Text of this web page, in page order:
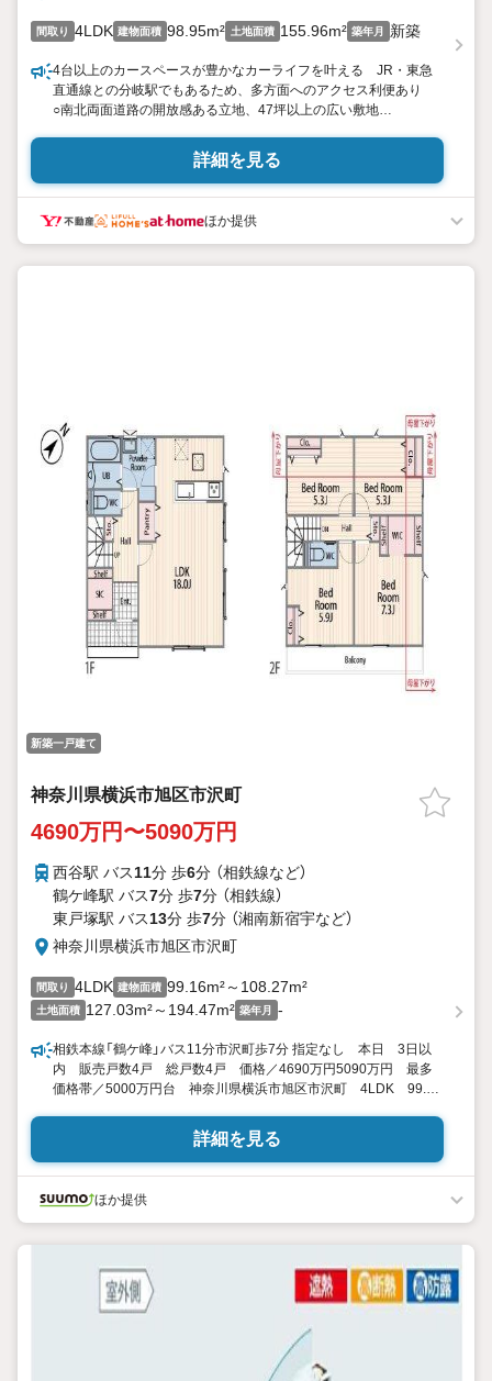
間取り 4LDK 建物面積 98.95m² 土地面積 155.96m² 築年月 新築
4台以上のカースペースが豊かなカーライフを叶える JR・東急
直通線との分岐駅でもあるため、多方面へのアクセス利便あり
○南北両面道路の開放感ある立地、47坪以上の広い敷地
○玄関にはSIC、主寝室にはWIC、その他床下収納など充実の収納
設備
＝＝＝＝＝＝＝＝＝＝＝＝＝＝＝
提携銀行 横浜銀行利用可
変動金利35年の場合 金利 0.920％（諸条件あり）横浜銀行 提
・事務手数料/融資金額2％に消費税を加算した金額
※金利は2026年4月時点のものであり、実際の適用金利は融資実
行時のものとなります。
※金利は年2回見直しされ、5年ごとに調整されます（ただし、前返
済額の1.25倍が限度）
詳細を見る
ほか提供
新築一戸建て
神奈川県横浜市旭区市沢町
4690万円〜5090万円
西谷駅 バス11分 歩6分 （相鉄線など）
鶴ケ峰駅 バス7分 歩7分 （相鉄線）
東戸塚駅 バス13分 歩7分 （湘南新宿宇など）
神奈川県横浜市旭区市沢町
間取り 4LDK 建物面積 99.16m²～108.27m²
土地面積 127.03m²～194.47m² 築年月 -
相鉄本線「鶴ケ峰」バス11分市沢町歩7分 指定なし 本日 3日以
内 販売戸数4戸 総戸数4戸 価格／4690万円5090万円 最多
価格帯／5000万円台 神奈川県横浜市旭区市沢町 4LDK 99.16
詳細を見る
ほか提供